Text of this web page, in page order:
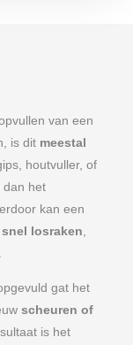
van een
is dit meestal
houtvuller, of
dan het
kan een
losraken,
gat het
scheuren of
is het